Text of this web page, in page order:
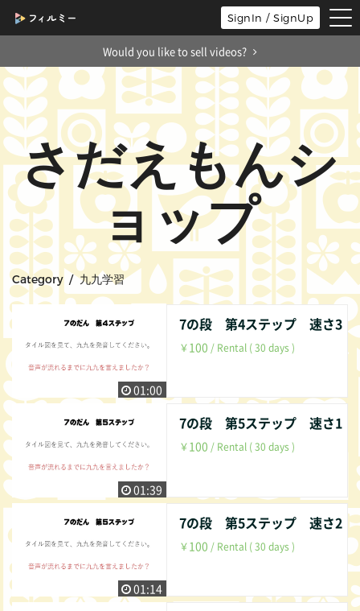
SignIn / SignUp
Would you like to sell videos?
さだえもんシ
ョップ
Category / 九九学習
01:00
7の段 第4ステップ 速さ3
￥100 / Rental ( 30 days )
01:39
7の段 第5ステップ 速さ1
￥100 / Rental ( 30 days )
01:14
7の段 第5ステップ 速さ2
￥100 / Rental ( 30 days )